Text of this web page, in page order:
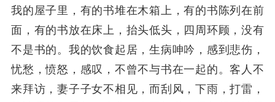
我的屋子里，有的书堆在木箱上，有的书陈列在前
面，有的书放在床上，抬头低头，四周环顾，没有
不是书的。我的饮食起居，生病呻吟，感到悲伤，
忧愁，愤怒，感叹，不曾不与书在一起的。客人不
来拜访，妻子子女不相见，而刮风，下雨，打雷，